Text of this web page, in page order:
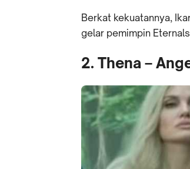
Berkat kekuatannya,
gelar pemimpin
2. Thena –